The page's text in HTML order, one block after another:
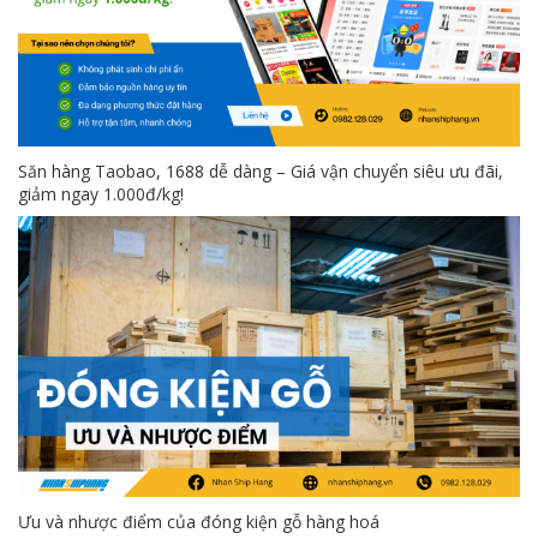
Săn hàng Taobao, 1688 dễ dàng – Giá vận chuyển siêu ưu đãi,
giảm ngay 1.000đ/kg!
Ưu và nhược điểm của đóng kiện gỗ hàng hoá